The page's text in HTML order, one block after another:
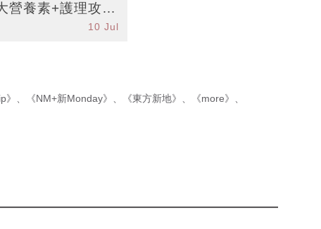
營養素+護理攻略
10 Jul
》 、 《NM+新Monday》 、 《東方新地》 、 《more》 、